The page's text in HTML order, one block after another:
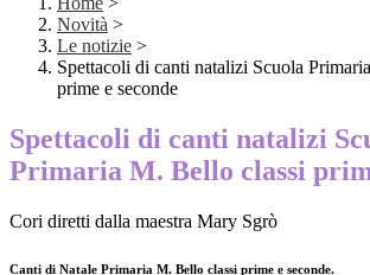
Novità >
Le notizie >
Spettacoli di canti natalizi Scuola
prime e seconde
Spettacoli di canti natalizi
Primaria M. Bello classi
Cori diretti dalla maestra Mary Sgrò
Canti di Natale Primaria M. Bello classi prime e seconde.